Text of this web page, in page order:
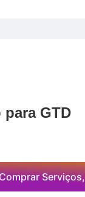
para GTD